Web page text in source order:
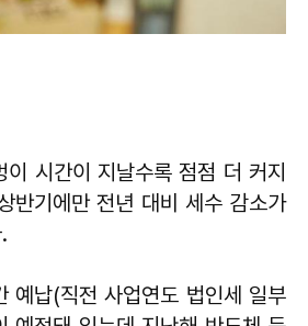
시간이 지날수록 점점 더 커지
반기에만 전년 대비 세수 감소가
예납(직전 사업연도 법인세 일부